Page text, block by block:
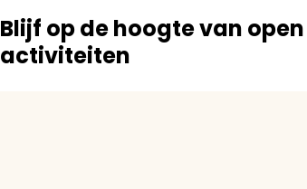
Blijf op de hoogte van
activiteiten